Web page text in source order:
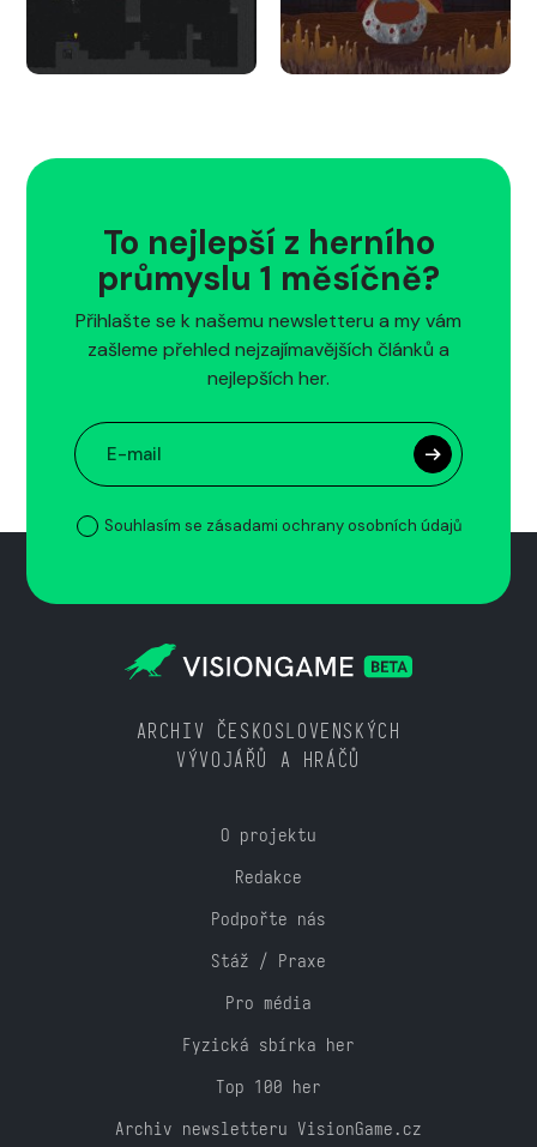
To nejlepší z herního
průmyslu 1 měsíčně?
Přihlašte se k našemu newsletteru a my vám
zašleme přehled nejzajímavějších článků a
nejlepších her.
Souhlasím se zásadami ochrany osobních údajů
ARCHIV ČESKOSLOVENSKÝCH
VÝVOJÁŘŮ A HRÁČŮ
O projektu
Redakce
Podpořte nás
Stáž / Praxe
Pro média
Fyzická sbírka her
Top 100 her
Archiv newsletteru VisionGame.cz